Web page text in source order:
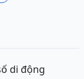
di động